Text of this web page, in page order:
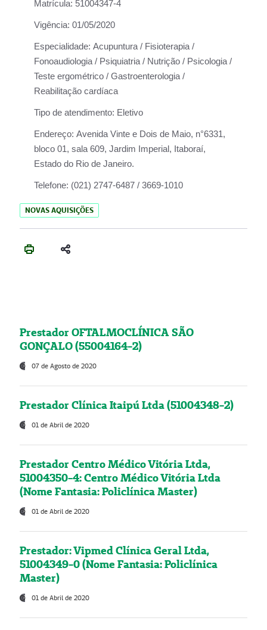
Matrícula: 51004347-4
Vigência: 01/05/2020
Especialidade: Acupuntura / Fisioterapia /
Fonoaudiologia / Psiquiatria / Nutrição / Psicologia /
Teste ergométrico / Gastroenterologia /
Reabilitação cardíaca
Tipo de atendimento: Eletivo
Endereço: Avenida Vinte e Dois de Maio, n°6331,
bloco 01, sala 609, Jardim Imperial, Itaboraí,
Estado do Rio de Janeiro.
Telefone: (021) 2747-6487 / 3669-1010
NOVAS AQUISIÇÕES
Prestador OFTALMOCLÍNICA SÃO
GONÇALO (55004164-2)
07 de Agosto de 2020
Prestador Clínica Itaipú Ltda (51004348-2)
01 de Abril de 2020
Prestador Centro Médico Vitória Ltda,
51004350-4: Centro Médico Vitória Ltda
(Nome Fantasia: Policlínica Master)
01 de Abril de 2020
Prestador: Vipmed Clínica Geral Ltda,
51004349-0 (Nome Fantasia: Policlínica
Master)
01 de Abril de 2020